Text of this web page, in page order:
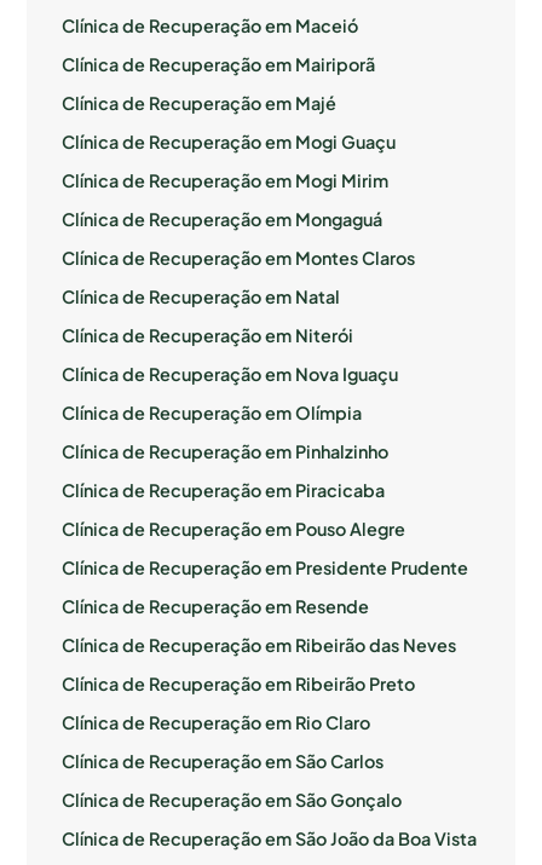
Clínica de Recuperação em Maceió
Clínica de Recuperação em Mairiporã
Clínica de Recuperação em Majé
Clínica de Recuperação em Mogi Guaçu
Clínica de Recuperação em Mogi Mirim
Clínica de Recuperação em Mongaguá
Clínica de Recuperação em Montes Claros
Clínica de Recuperação em Natal
Clínica de Recuperação em Niterói
Clínica de Recuperação em Nova Iguaçu
Clínica de Recuperação em Olímpia
Clínica de Recuperação em Pinhalzinho
Clínica de Recuperação em Piracicaba
Clínica de Recuperação em Pouso Alegre
Clínica de Recuperação em Presidente Prudente
Clínica de Recuperação em Resende
Clínica de Recuperação em Ribeirão das Neves
Clínica de Recuperação em Ribeirão Preto
Clínica de Recuperação em Rio Claro
Clínica de Recuperação em São Carlos
Clínica de Recuperação em São Gonçalo
Clínica de Recuperação em São João da Boa Vista